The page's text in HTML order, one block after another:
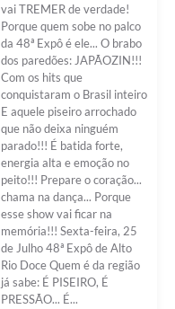
vai TREMER de verdade!
Porque quem sobe no palco
da 48ª Expô é ele... O brabo
dos paredões: JAPÃOZIN!!!
Com os hits que
conquistaram o Brasil inteiro
E aquele piseiro arrochado
que não deixa ninguém
parado!!! É batida forte,
energia alta e emoção no
peito!!! Prepare o coração...
chama na dança... Porque
esse show vai ficar na
memória!!! Sexta-feira, 25
de Julho 48ª Expô de Alto
Rio Doce Quem é da região
já sabe: É PISEIRO, É
PRESSÃO... É...